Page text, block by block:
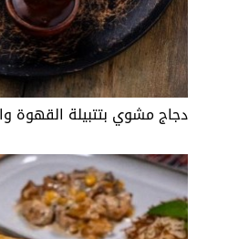
دجاج مشوي بتتبيلة القهوة